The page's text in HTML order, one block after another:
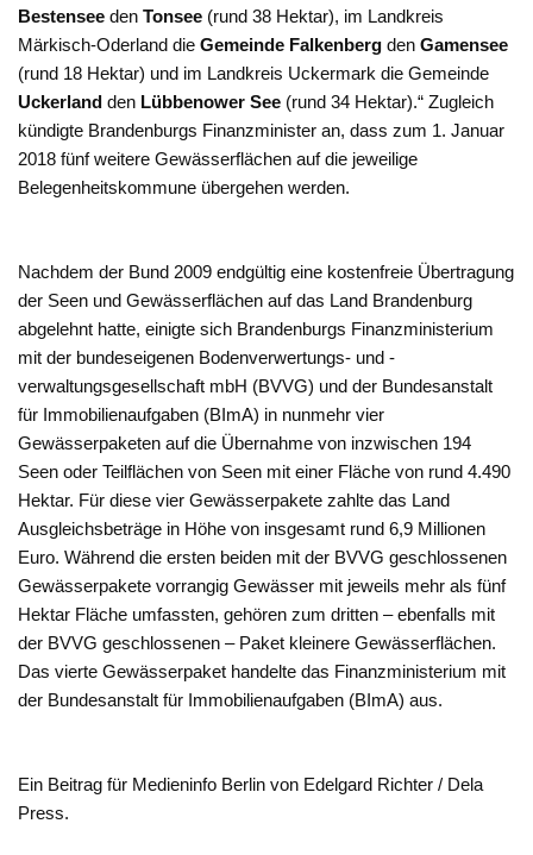
BestenseedenTonsee (rund 38 Hektar), im Landkreis
Märkisch-Oderland dieGemeinde FalkenbergdenGamensee
(rund 18 Hektar) und im Landkreis Uckermark die Gemeinde
Uckerlandden Lübbenower See (rund 34 Hektar).“ Zugleich
kündigte Brandenburgs Finanzminister an, dass zum 1. Januar
2018 fünf weitere Gewässerflächen auf die jeweilige
Belegenheitskommune übergehen werden.
Nachdem der Bund 2009 endgültig eine kostenfreie Übertragung
der Seen und Gewässerflächen auf das Land Brandenburg
abgelehnt hatte, einigte sich Brandenburgs Finanzministerium
mit der bundeseigenen Bodenverwertungs- und -
verwaltungsgesellschaft mbH (BVVG) und der Bundesanstalt
für Immobilienaufgaben (BImA) in nunmehr vier
Gewässerpaketen auf die Übernahme von inzwischen 194
Seen oder Teilflächen von Seen mit einer Fläche von rund 4.490
Hektar. Für diese vier Gewässerpakete zahlte das Land
Ausgleichsbeträge in Höhe von insgesamt rund 6,9 Millionen
Euro. Während die ersten beiden mit der BVVG geschlossenen
Gewässerpakete vorrangig Gewässer mit jeweils mehr als fünf
Hektar Fläche umfassten, gehören zum dritten – ebenfalls mit
der BVVG geschlossenen – Paket kleinere Gewässerflächen.
Das vierte Gewässerpaket handelte das Finanzministerium mit
der Bundesanstalt für Immobilienaufgaben (BImA) aus.
Ein Beitrag für Medieninfo Berlin von Edelgard Richter / Dela
Press.